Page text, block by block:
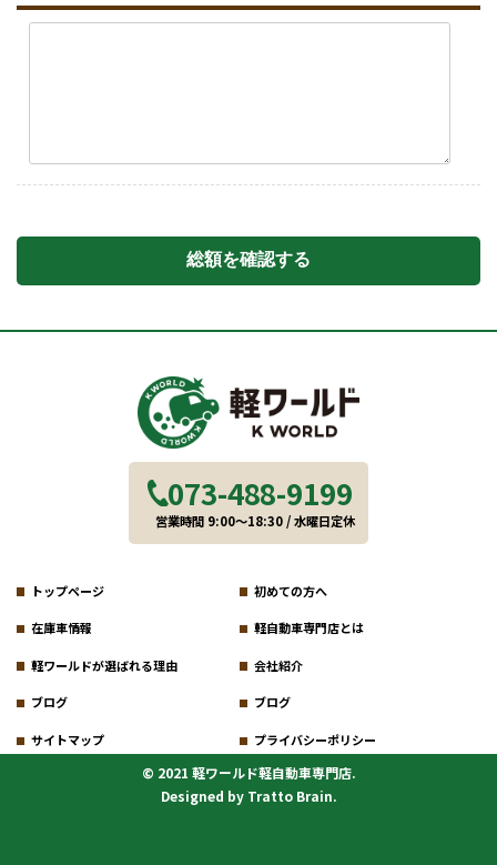
073-488-9199
営業時間 9:00～18:30 / 水曜日定休
トップページ 初めての方へ
在庫車情報 軽自動車専門店とは
軽ワールドが選ばれる理由 会社紹介
ブログ ブログ
サイトマップ プライバシーポリシー
© 2021 軽ワールド軽自動車専門店.
Designed by Tratto Brain.